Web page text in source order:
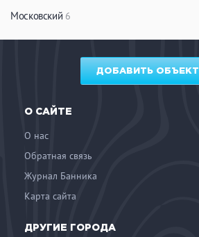
Московский 6
ДОБАВИТЬ ОБЪЕКТ
О САЙТЕ
О нас
Обратная связь
Журнал Банника
Карта сайта
ДРУГИЕ ГОРОДА